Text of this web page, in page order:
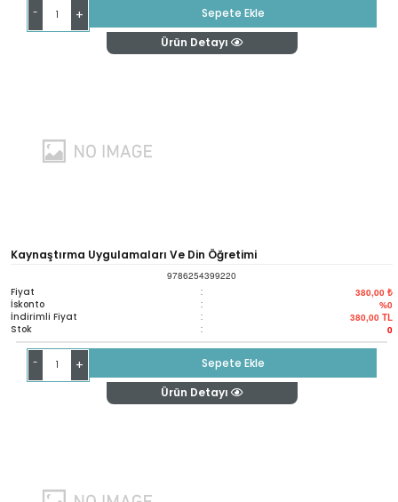
- +
Sepete Ekle
Ürün Detayı
Kaynaştırma Uygulamaları Ve Din Öğretimi
9786254399220
Fiyat : 380,00 ₺
İskonto : %0
İndirimli Fiyat : 380,00 TL
Stok : 0
- +
Sepete Ekle
Ürün Detayı